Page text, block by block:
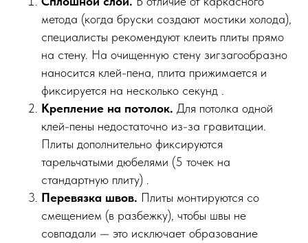
метода (когда бруски создают мостики холода),
специалисты рекомендуют клеить плиты прямо
на стену. На очищенную стену зигзагообразно
наносится клей-пена, плита прижимается и
фиксируется на несколько секунд .
Крепление на потолок. Для потолка одной
клей-пены недостаточно из-за гравитации.
Плиты дополнительно фиксируются
тарельчатыми дюбелями (5 точек на
стандартную плиту) .
Перевязка швов. Плиты монтируются со
смещением (в разбежку), чтобы швы не
совпадали — это исключает образование